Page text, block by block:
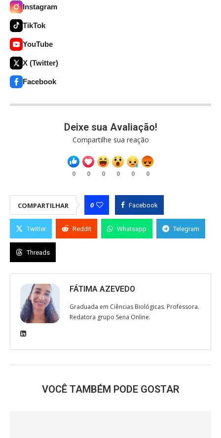
Instagram
TikTok
YouTube
X (Twitter)
Facebook
Deixe sua Avaliação!
Compartilhe sua reação
0 0 0 0 0 0
COMPARTILHAR 0 Facebook
Twitter Reddit Whatsapp Telegram
Threads
FÁTIMA AZEVEDO
Graduada em Ciências Biológicas. Professora.
Redatora grupo Sena Online.
VOCÊ TAMBÉM PODE GOSTAR